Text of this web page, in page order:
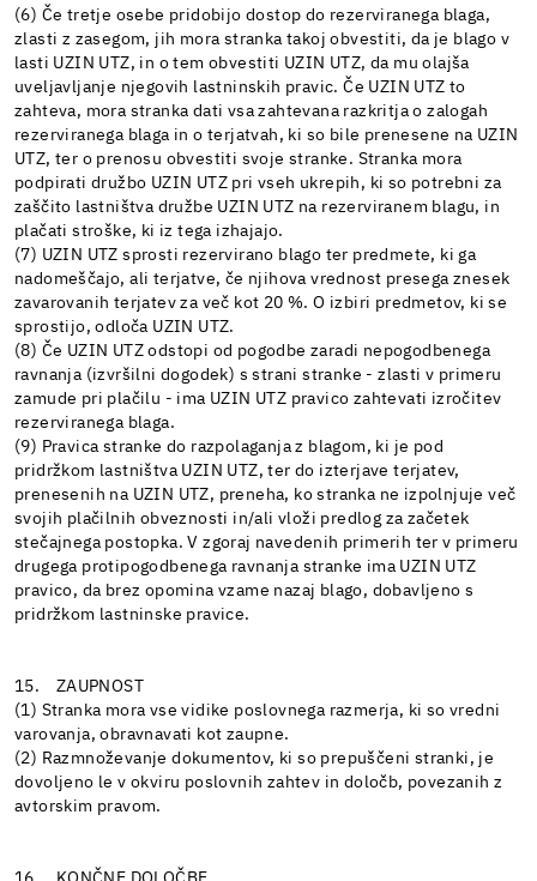
(6) Če tretje osebe pridobijo dostop do rezerviranega blaga,
zlasti z zasegom, jih mora stranka takoj obvestiti, da je blago v
lasti UZIN UTZ, in o tem obvestiti UZIN UTZ, da mu olajša
uveljavljanje njegovih lastninskih pravic. Če UZIN UTZ to
zahteva, mora stranka dati vsa zahtevana razkritja o zalogah
rezerviranega blaga in o terjatvah, ki so bile prenesene na UZIN
UTZ, ter o prenosu obvestiti svoje stranke. Stranka mora
podpirati družbo UZIN UTZ pri vseh ukrepih, ki so potrebni za
zaščito lastništva družbe UZIN UTZ na rezerviranem blagu, in
plačati stroške, ki iz tega izhajajo.
(7) UZIN UTZ sprosti rezervirano blago ter predmete, ki ga
nadomeščajo, ali terjatve, če njihova vrednost presega znesek
zavarovanih terjatev za več kot 20 %. O izbiri predmetov, ki se
sprostijo, odloča UZIN UTZ.
(8) Če UZIN UTZ odstopi od pogodbe zaradi nepogodbenega
ravnanja (izvršilni dogodek) s strani stranke - zlasti v primeru
zamude pri plačilu - ima UZIN UTZ pravico zahtevati izročitev
rezerviranega blaga.
(9) Pravica stranke do razpolaganja z blagom, ki je pod
pridržkom lastništva UZIN UTZ, ter do izterjave terjatev,
prenesenih na UZIN UTZ, preneha, ko stranka ne izpolnjuje več
svojih plačilnih obveznosti in/ali vloži predlog za začetek
stečajnega postopka. V zgoraj navedenih primerih ter v primeru
drugega protipogodbenega ravnanja stranke ima UZIN UTZ
pravico, da brez opomina vzame nazaj blago, dobavljeno s
pridržkom lastninske pravice.
15. ZAUPNOST
(1) Stranka mora vse vidike poslovnega razmerja, ki so vredni
varovanja, obravnavati kot zaupne.
(2) Razmnoževanje dokumentov, ki so prepuščeni stranki, je
dovoljeno le v okviru poslovnih zahtev in določb, povezanih z
avtorskim pravom.